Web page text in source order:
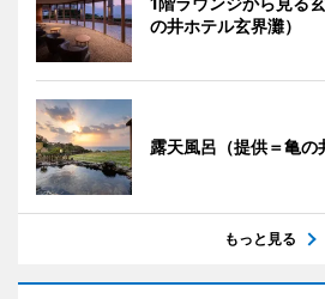
の井ホテル玄界灘）
露天風呂（提供＝亀の
もっと見る